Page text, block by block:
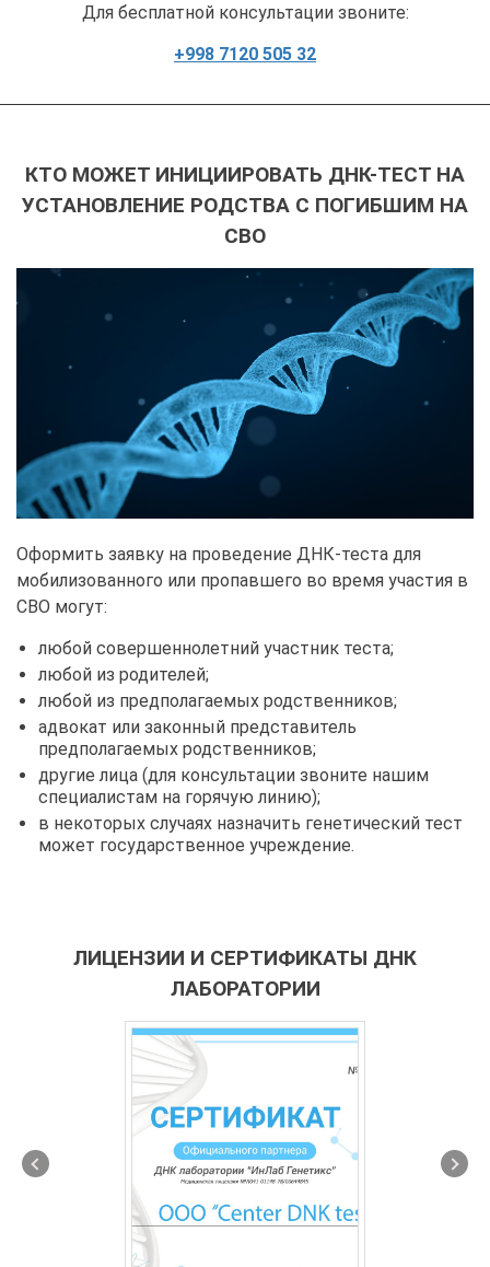
Для бесплатной консультации звоните:
+998 7120 505 32
КТО МОЖЕТ ИНИЦИИРОВАТЬ ДНК-ТЕСТ НА
УСТАНОВЛЕНИЕ РОДСТВА С ПОГИБШИМ НА
СВО
Оформить заявку на проведение ДНК-теста для
мобилизованного или пропавшего во время участия в
СВО могут:
любой совершеннолетний участник теста;
любой из родителей;
любой из предполагаемых родственников;
адвокат или законный представитель
предполагаемых родственников;
другие лица (для консультации звоните нашим
специалистам на горячую линию);
в некоторых случаях назначить генетический тест
может государственное учреждение.
ЛИЦЕНЗИИ И СЕРТИФИКАТЫ ДНК
ЛАБОРАТОРИИ